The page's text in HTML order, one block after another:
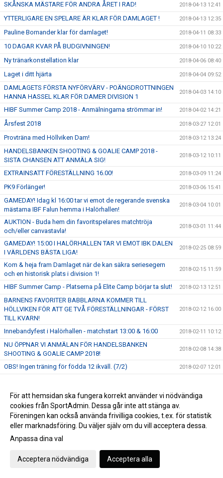
SKÅNSKA MÄSTARE FÖR ANDRA ÅRET I RAD! 2018-04-13 12:41
YTTERLIGARE EN SPELARE ÄR KLAR FÖR DAMLAGET ! 2018-04-13 12:35
Pauline Bornander klar för damlaget! 2018-04-11 08:33
10 DAGAR KVAR PÅ BUDGIVNINGEN! 2018-04-10 10:22
Ny tränarkonstellation klar 2018-04-06 08:40
Laget i ditt hjärta 2018-04-04 09:52
DAMLAGETS FÖRSTA NYFÖRVÄRV - POÄNGDROTTNINGEN
HANNA HASSEL KLAR FÖR DAMER DIVISION 1
2018-04-03 14:10
HIBF Summer Camp 2018 - Anmälningarna strömmar in! 2018-04-02 14:21
Årsfest 2018 2018-03-27 12:01
Provträna med Höllviken Dam! 2018-03-12 13:24
HANDELSBANKEN SHOOTING & GOALIE CAMP 2018 -
SISTA CHANSEN ATT ANMÄLA SIG!
2018-03-12 10:11
EXTRAINSATT FÖRESTÄLLNING 16.00! 2018-03-09 11:24
PK9 Förlänger! 2018-03-06 15:41
GAMEDAY! Idag kl 16:00 tar vi emot de regerande svenska
mästarna IBF Falun hemma i Halörhallen!
2018-03-04 10:01
AUKTION - Buda hem din favoritspelares matchtröja
och/eller canvastavla!
2018-03-01 11:44
GAMEDAY! 15:00 I HALÖRHALLEN TAR VI EMOT IBK DALEN
I VÄRLDENS BÄSTA LIGA!
2018-02-25 08:59
Kom & heja fram Damlaget när de kan säkra seriesegern
och en historisk plats i division 1!
2018-02-15 11:59
HIBF Summer Camp - Platserna på Elite Camp börjar ta slut! 2018-02-13 12:51
BARNENS FAVORITER BABBLARNA KOMMER TILL
HÖLLVIKEN FÖR ATT GE TVÅ FÖRESTÄLLNINGAR - FÖRST
TILL KVARN!
2018-02-12 16:00
Innebandyfest i Halörhallen - matchstart 13:00 & 16:00 2018-02-11 10:12
NU ÖPPNAR VI ANMÄLAN FÖR HANDELSBANKEN
SHOOTING & GOALIE CAMP 2018!
2018-02-08 14:38
OBS! Ingen träning för födda 12 ikväll. (7/2) 2018-02-07 12:01
Föreläsning om matchcoaching med Mikael Karlberg på
söndag!
2018-02-07 09:47
SKÅNSK INNEBANDYFEST: Höllviken & Malmö i gemensam
SSL-Fest!
2018-02-05 10:36
BOENDE SÖKES TILL SSL-SPELARE
FREDRIK SJÖSTEDT HAR VALT ATT AVSLUTA SIN
ANSTÄLLNING OCH ANTA EN NY UTMANING!
För att hemsidan ska fungera korrekt använder vi nödvändiga
cookies från SportAdmin. Dessa går inte att stänga av.
Föreningen kan också använda frivilliga cookies, t.ex. för statistik
eller marknadsföring. Du väljer själv om du vill acceptera dessa.
Anpassa dina val
Acceptera nödvändiga Acceptera alla